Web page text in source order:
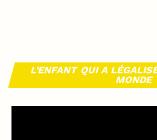
L’ENFANT QUI A
MONDE